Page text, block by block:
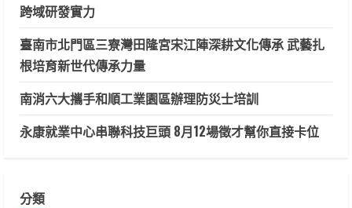
跨域研發實力
臺南市北門區三寮灣田隆宮宋江陣深耕文化傳承 武藝扎
根培育新世代傳承力量
南消六大攜手和順工業園區辦理防災士培訓
永康就業中心串聯科技巨頭 8月12場徵才幫你直接卡位
分類